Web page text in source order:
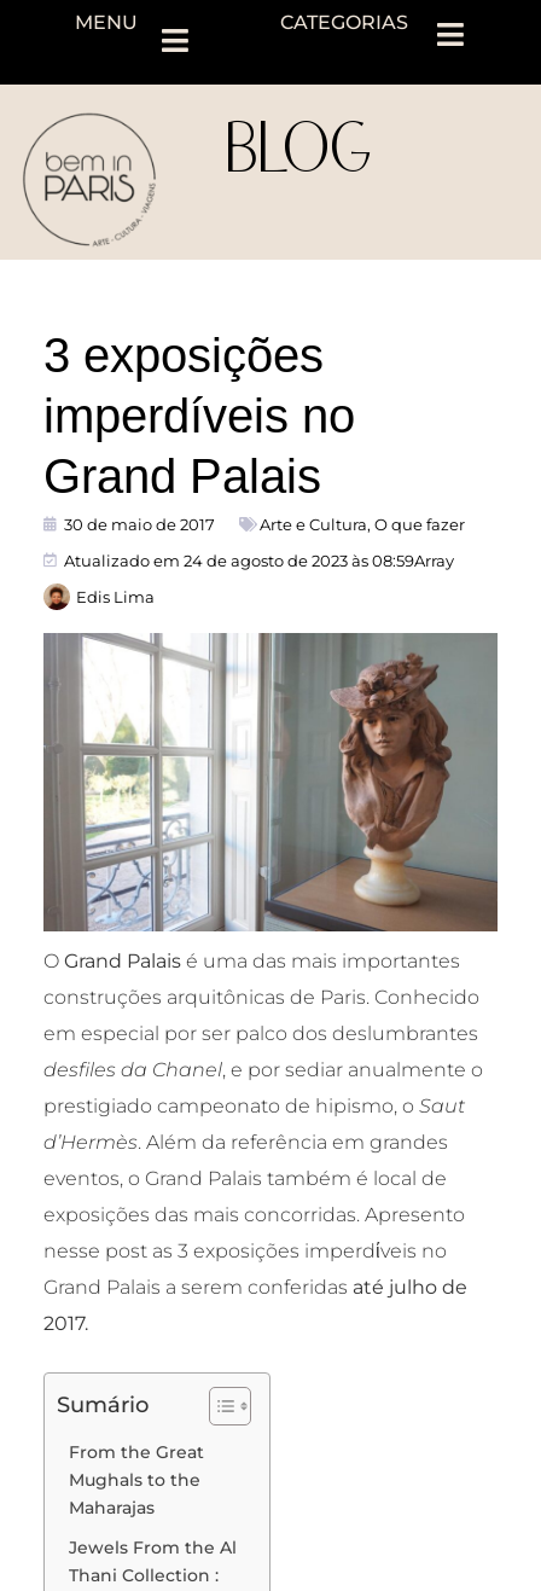
MENU CATEGORIAS
BLOG
3 exposições
imperdíveis no
Grand Palais
30 de maio de 2017 Arte e Cultura, O que fazer
Atualizado em 24 de agosto de 2023 às 08:59Array
Edis Lima
O Grand Palais é uma das mais importantes
construções arquitônicas de Paris. Conhecido
em especial por ser palco dos deslumbrantes
desfiles da Chanel, e por sediar anualmente o
prestigiado campeonato de hipismo, o Saut
d’Hermès. Além da referência em grandes
eventos, o Grand Palais também é local de
exposições das mais concorridas. Apresento
nesse post as 3 exposições imperdίveis no
Grand Palais a serem conferidas até julho de
2017.
Sumário
From the Great
Mughals to the
Maharajas
Jewels From the Al
Thani Collection :